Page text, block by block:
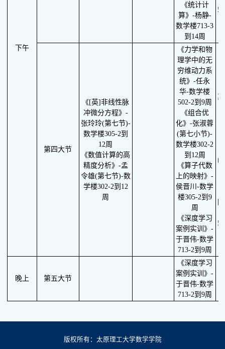
下午
《统计计
算》-杨静-
数学楼713-3
到14周
第四大节
《[英]非线性脉
冲微分方程》-
张玲玲(第七节)-
数学楼305-2到
12周
《数值计算的高
精度分析》-孟
令雄(第七节)-数
学楼302-2到12
周
《力学和物
理学中的无
穷维动力系
统》-任永
华-数学楼
502-2到9周
《组合优
化》-张淑蓉
(第七小节)-
数学楼302-2
到12周
《算子代数
上的映射》-
侯晋川-数学
楼305-2到9
周
《深度学习
案例实训》-
于晋伟-数学
713-2到9周
晚上 第五大节
《深度学习
案例实训》-
于晋伟-数学
713-2到9周
版权所有：太原理工大学数学学院